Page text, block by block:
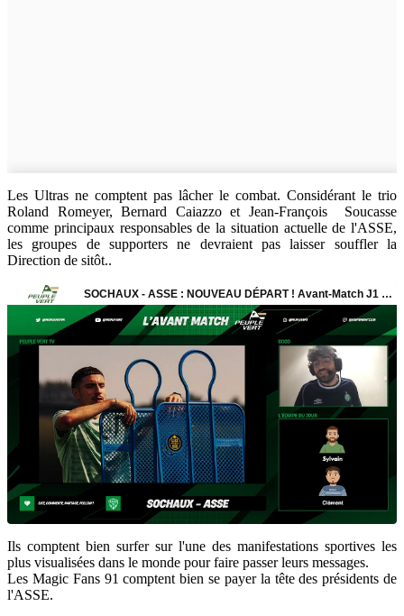
Les Ultras ne comptent pas lâcher le combat. Considérant le trio
Roland Romeyer, Bernard Caiazzo et Jean-François Soucasse
comme principaux responsables de la situation actuelle de l'ASSE,
les groupes de supporters ne devraient pas laisser souffler la
Direction de sitôt..
Ils comptent bien surfer sur l'une des manifestations sportives les
plus visualisées dans le monde pour faire passer leurs messages.
Les Magic Fans 91 comptent bien se payer la tête des présidents de
l'ASSE.